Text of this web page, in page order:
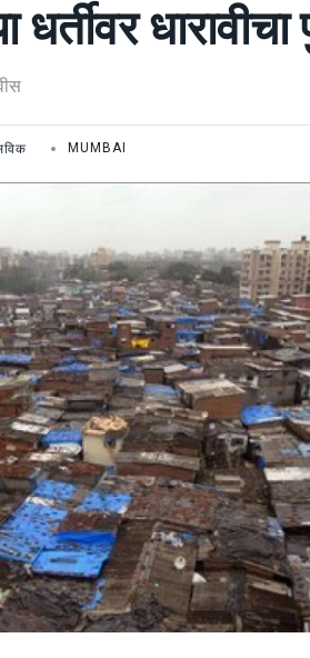
धारावीचा
MUMBAI